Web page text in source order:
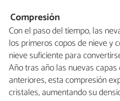
Compresión
Con el paso del tiempo, las
los primeros copos de nieve y
nieve suficiente para
Año tras año las nuevas
anteriores, esta compresión
cristales, aumentando su